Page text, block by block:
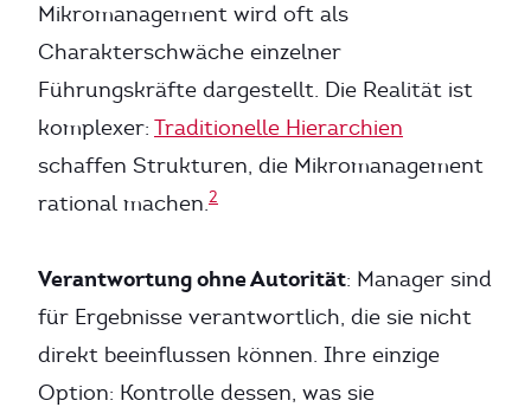
Mikromanagement wird oft als
Charakterschwäche einzelner
Führungskräfte dargestellt. Die Realität ist
komplexer: Traditionelle Hierarchien
schaffen Strukturen, die Mikromanagement
rational machen.2
Verantwortung ohne Autorität: Manager sind
für Ergebnisse verantwortlich, die sie nicht
direkt beeinflussen können. Ihre einzige
Option: Kontrolle dessen, was sie